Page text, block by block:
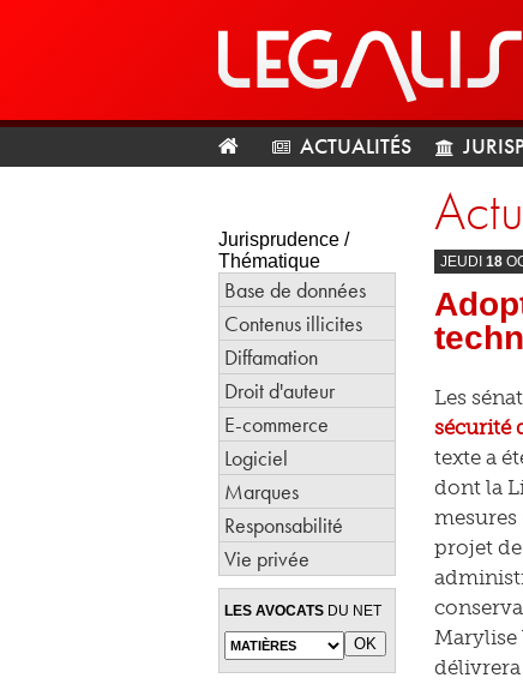
ACTUALITÉS
Jurisprudence /
Thématique
Base de données
Contenus illicites
Diffamation
Droit d'auteur
E-commerce
Logiciel
Marques
Responsabilité
Vie privée
LES AVOCATS DU NET
JEUDI 18
Les
sécurité
texte a
dont la
projet
Marylise